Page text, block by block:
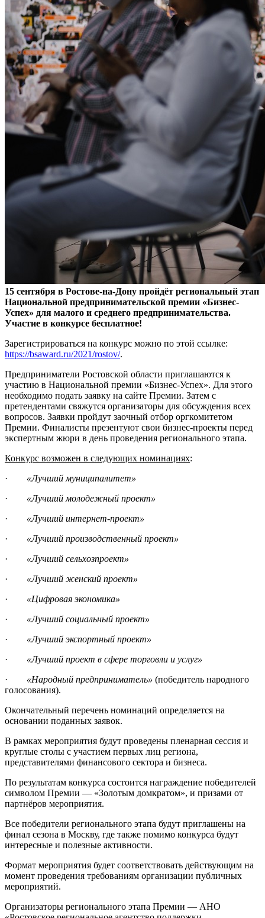
15 сентября в Ростове-на-Дону пройдёт региональный этап
Национальной предпринимательской премии «Бизнес-
Успех» для малого и среднего предпринимательства.
Участие в конкурсе бесплатное!
Зарегистрироваться на конкурс можно по этой ссылке:
https://bsaward.ru/2021/rostov/.
Предприниматели Ростовской области приглашаются к
участию в Национальной премии «Бизнес-Успех». Для этого
необходимо подать заявку на сайте Премии. Затем с
претендентами свяжутся организаторы для обсуждения всех
вопросов. Заявки пройдут заочный отбор оргкомитетом
Премии. Финалисты презентуют свои бизнес-проекты перед
экспертным жюри в день проведения регионального этапа.
Конкурс возможен в следующих номинациях:
· «Лучший муниципалитет»
· «Лучший молодежный проект»
· «Лучший интернет-проект»
· «Лучший производственный проект»
· «Лучший сельхозпроект»
· «Лучший женский проект»
· «Цифровая экономика»
· «Лучший социальный проект»
· «Лучший экспортный проект»
· «Лучший проект в сфере торговли и услуг»
· «Народный предприниматель» (победитель народного
голосования).
Окончательный перечень номинаций определяется на
основании поданных заявок.
В рамках мероприятия будут проведены пленарная сессия и
круглые столы с участием первых лиц региона,
представителями финансового сектора и бизнеса.
По результатам конкурса состоится награждение победителей
символом Премии — «Золотым домкратом», и призами от
партнёров мероприятия.
Все победители регионального этапа будут приглашены на
финал сезона в Москву, где также помимо конкурса будут
интересные и полезные активности.
Формат мероприятия будет соответствовать действующим на
момент проведения требованиям организации публичных
мероприятий.
Организаторы регионального этапа Премии — АНО